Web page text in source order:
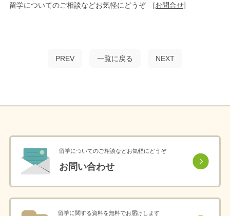
留学についてのご相談などお気軽にどうぞ [お問合せ]
PREV 一覧に戻る NEXT
留学についてのご相談などお気軽にどうぞ
お問い合わせ
留学に関する資料を無料でお届けします